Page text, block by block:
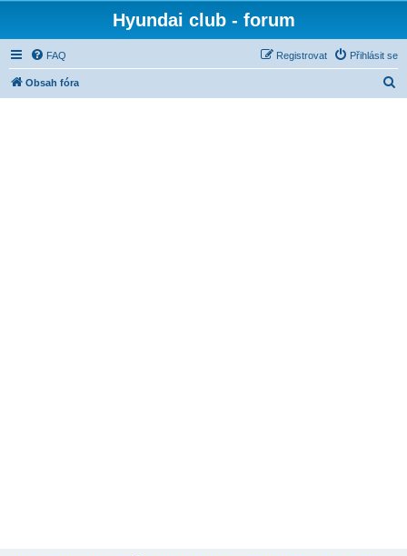
Hyundai club - forum
FAQ Přihlásit se
Registrovat
Obsah fóra